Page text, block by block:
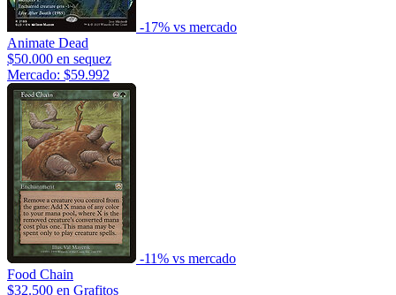
-17% vs mercado
Animate Dead
$50.000 en sequez
Mercado: $59.992
-11% vs mercado
Food Chain
$32.500 en Grafitos